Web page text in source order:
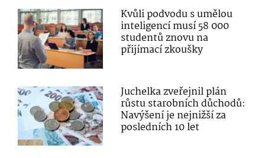
Kvůli podvodu s umělou
inteligencí musí 58 000
studentů znovu na
přijímací zkoušky
Juchelka zveřejnil plán
růstu starobních důchodů:
Navýšení je nejnižší za
posledních 10 let